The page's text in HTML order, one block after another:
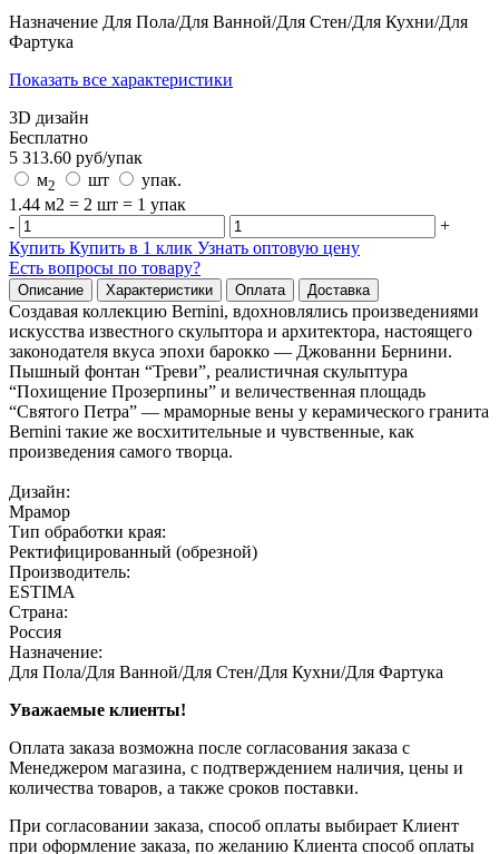
Назначение Для Пола/Для Ванной/Для Стен/Для Кухни/Для
Фартука
Показать все характеристики
3D дизайн
Бесплатно
5 313.60 руб/упак
м2 шт
упак.
1.44 м2 = 2 шт = 1 упак
-
+
Купить Купить в 1 клик Узнать оптовую цену
Есть вопросы по товару?
Описание Характеристики Оплата Доставка
Создавая коллекцию Bernini, вдохновлялись произведениями
искусства известного скульптора и архитектора, настоящего
законодателя вкуса эпохи барокко — Джованни Бернини.
Пышный фонтан “Треви”, реалистичная скульптура
“Похищение Прозерпины” и величественная площадь
“Святого Петра” — мраморные вены у керамического гранита
Bernini такие же восхитительные и чувственные, как
произведения самого творца.
Дизайн:
Мрамор
Тип обработки края:
Ректифицированный (обрезной)
Производитель:
ESTIMA
Страна:
Россия
Назначение:
Для Пола/Для Ванной/Для Стен/Для Кухни/Для Фартука
Уважаемые клиенты!
Оплата заказа возможна после согласования заказа с
Менеджером магазина, с подтверждением наличия, цены и
количества товаров, а также сроков поставки.
При согласовании заказа, способ оплаты выбирает Клиент
при оформление заказа, по желанию Клиента способ оплаты